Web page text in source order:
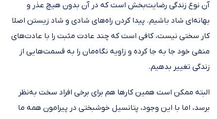
آن نوع زندگی‌ رضایت‌بخش است که در آن بدون هیچ عذر و
بهانه‌ای شاد باشیم. پیدا کردن راه‌های شادی و شاد زیستن اصلا
کار سختی نیست، کافی است که چند عادت مثبت را با عادت‌های
منفی خود جا به جا کرده و زاویه‌ نگاه‌مان را به قسمت‌هایی از
زندگی تغییر بدهیم.
البته ممکن است همین کارها هم برای برخی افراد سخت به‌نظر
برسد، اما با این وجود، پتانسیل خوشبختی در پیرامون همه‌ ما